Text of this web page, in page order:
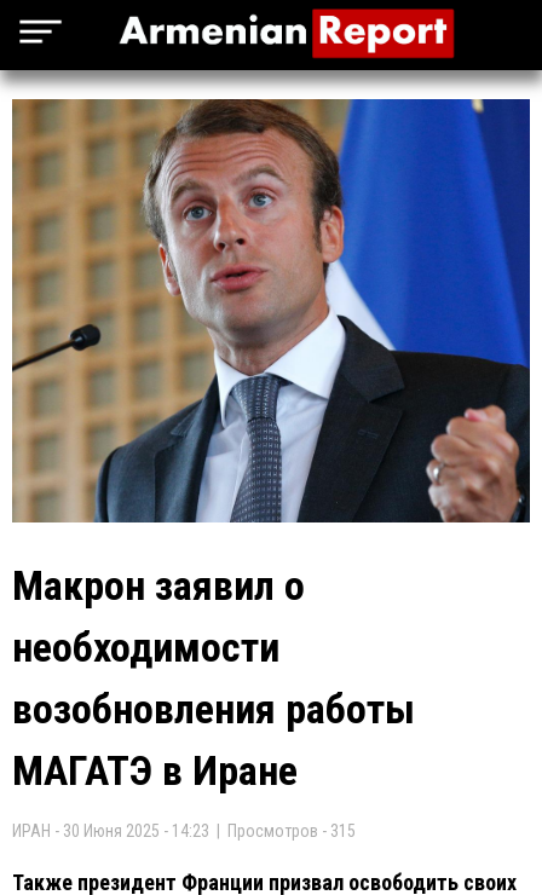
Макрон заявил о
необходимости
возобновления работы
МАГАТЭ в Иране
ИРАН - 30 Июня 2025 - 14:23 | Просмотров - 315
Также президент Франции призвал освободить своих